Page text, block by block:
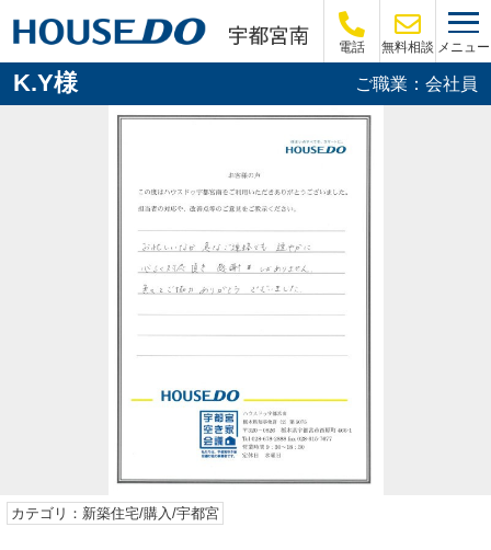
電話 無料相談 メニュー
K.Y様 ご職業：会社員
カテゴリ：新築住宅/購入/宇都宮